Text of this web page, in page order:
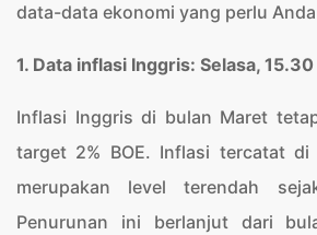
data-data ekonomi yang perlu
1. Data inflasi Inggris: Selasa, 15.30
Inflasi Inggris di bulan Maret
target 2% BOE. Inflasi tercatat di
merupakan level terendah
Penurunan ini berlanjut dari